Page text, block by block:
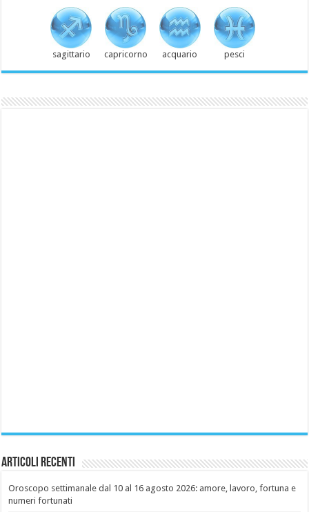
sagittario capricorno acquario pesci
Articoli recenti
Oroscopo settimanale dal 10 al 16 agosto 2026: amore, lavoro, fortuna e
numeri fortunati